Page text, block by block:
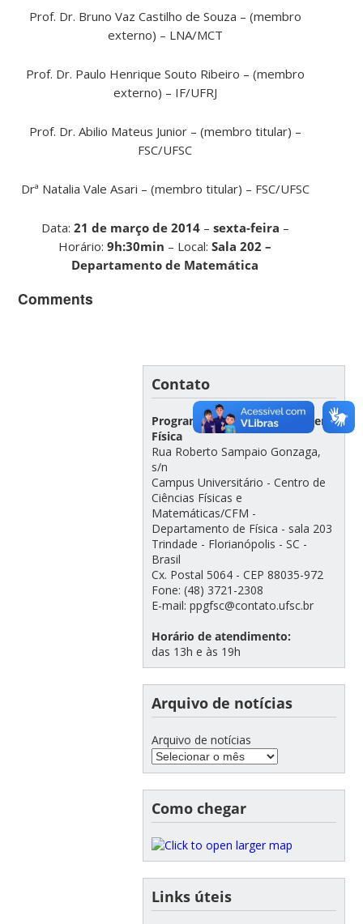
Prof. Dr. Bruno Vaz Castilho de Souza – (membro
externo) – LNA/MCT
Prof. Dr. Paulo Henrique Souto Ribeiro – (membro
externo) – IF/UFRJ
Prof. Dr. Abilio Mateus Junior – (membro titular) –
FSC/UFSC
Drª Natalia Vale Asari – (membro titular) – FSC/UFSC
Data: 21 de março de 2014 – sexta-feira –
Horário:9h:30min – Local:Sala 202 –
Departamento de Matemática
Comments
Contato
Programa de Pós-Graduação em
Física
Rua Roberto Sampaio Gonzaga,
s/n
Campus Universitário - Centro de
Ciências Físicas e
Matemáticas/CFM -
Departamento de Física - sala 203
Trindade - Florianópolis - SC -
Brasil
Cx. Postal 5064 - CEP 88035-972
Fone: (48) 3721-2308
E-mail: ppgfsc@contato.ufsc.br
Horário de atendimento:
das 13h e às 19h
Arquivo de notícias
Arquivo de notícias
Como chegar
Links úteis